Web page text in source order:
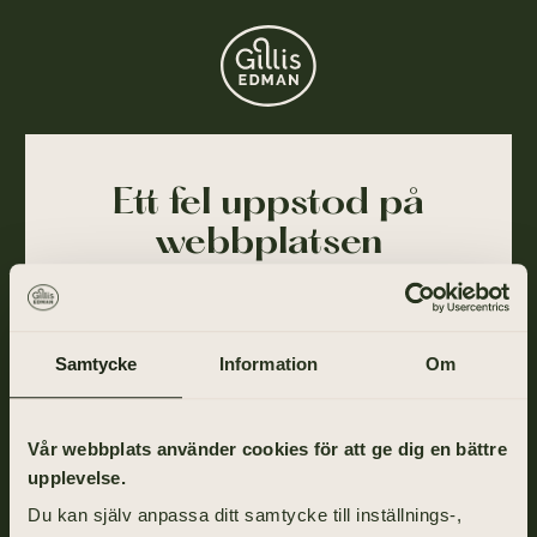
Samtycke Information Om
Vår webbplats använder cookies för att ge dig en bättre
upplevelse.
Du kan själv anpassa ditt samtycke till inställnings-,
Ett fel uppstod på
webbplatsen
Ajdå! Vår webbplats stötte på ett tillfälligt fel och
rapporterat till oss och vi arbetar på att lösa det så
Gå tillbaka till startsidan om du vill fortsätta ditt
besök eller ring oss på
031-355 40 00